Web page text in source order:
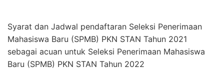
Syarat dan Jadwal pendaftaran Seleksi Penerimaan
Mahasiswa Baru (SPMB) PKN STAN Tahun 2021
sebagai acuan untuk Seleksi Penerimaan Mahasiswa
Baru (SPMB) PKN STAN Tahun 2022